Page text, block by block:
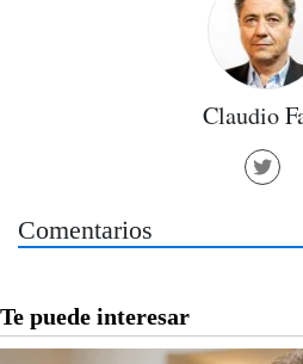
Claudio
Comentarios